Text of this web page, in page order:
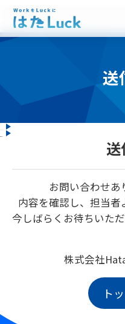
送
送
お問い合わせあ
内容を確認し、担当者
今しばらくお待ちいた
株式会社
ト